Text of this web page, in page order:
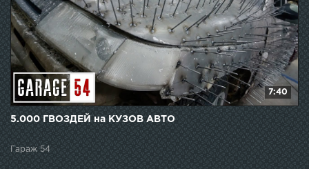
7:40
5.000 ГВОЗДЕЙ на КУЗОВ АВТО
Гараж 54